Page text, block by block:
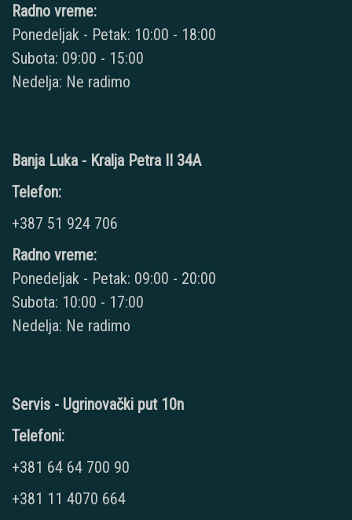
Radno vreme:
Ponedeljak - Petak: 10:00 - 18:00
Subota: 09:00 - 15:00
Nedelja: Ne radimo
Banja Luka - Kralja Petra II 34A
Telefon:
+387 51 924 706
Radno vreme:
Ponedeljak - Petak: 09:00 - 20:00
Subota: 10:00 - 17:00
Nedelja: Ne radimo
Servis - Ugrinovački put 10n
Telefoni:
+381 64 64 700 90
+381 11 4070 664